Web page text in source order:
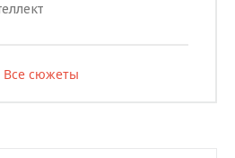
Все сюжеты